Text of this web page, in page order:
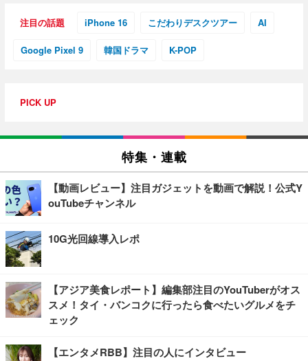
注目の話題 iPhone 16 こだわりデスクツアー AI
Google Pixel 9 韓国ドラマ K-POP
PICK UP
特集・連載
【動画レビュー】注目ガジェットを動画で解説！公式Y
ouTubeチャンネル
10G光回線導入レポ
【アジア美食レポート】編集部注目のYouTuberがオス
スメ！タイ・バンコクに行ったら食べたいグルメをチ
ェック
【エンタメRBB】注目の人にインタビュー